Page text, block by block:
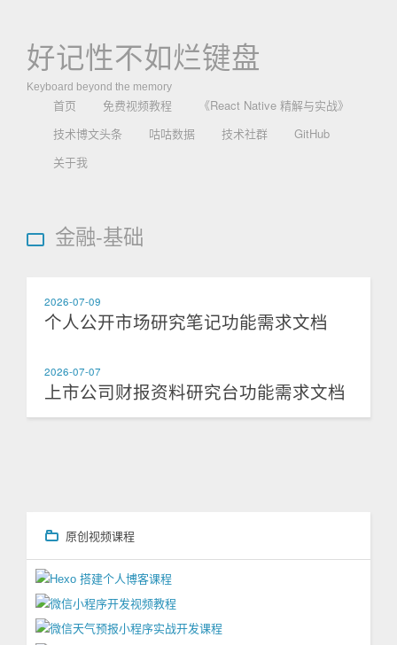
好记性不如烂键盘
Keyboard beyond the memory
首页 免费视频教程
《React Native 精解与实战》
技术博文头条
咕咕数据 技术社群
GitHub
关于我
金融-基础
2026-07-09
个人公开市场研究笔记功能需求文档
2026-07-07
上市公司财报资料研究台功能需求文档
原创视频课程